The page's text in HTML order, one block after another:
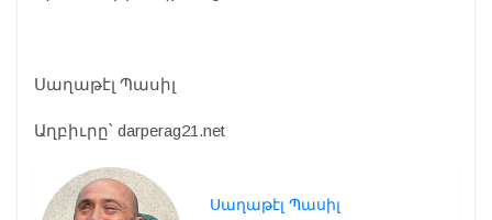
Սաղաթէլ Պասիլ
Աղբիւրը՝ darperag21.net
Սաղաթէլ Պասիլ